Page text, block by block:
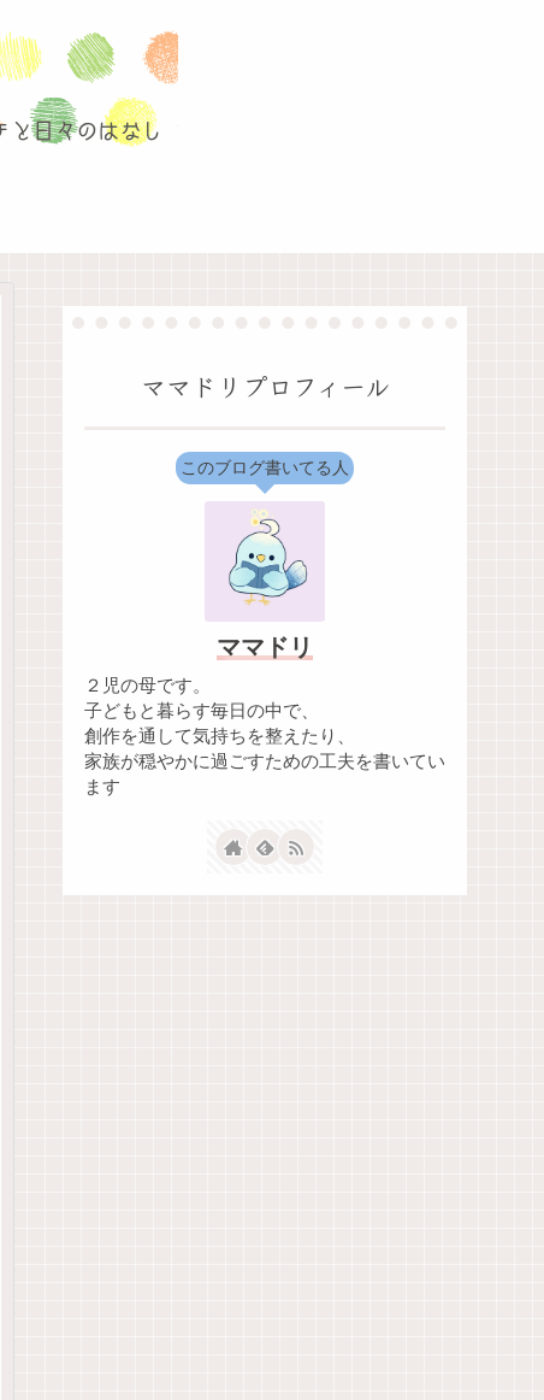
ママドリプロフィール
このブログ書いてる人
ママドリ
２児の母です。
子どもと暮らす毎日の中で、
創作を通して気持ちを整えたり、
家族が穏やかに過ごすための工夫を書いてい
ます